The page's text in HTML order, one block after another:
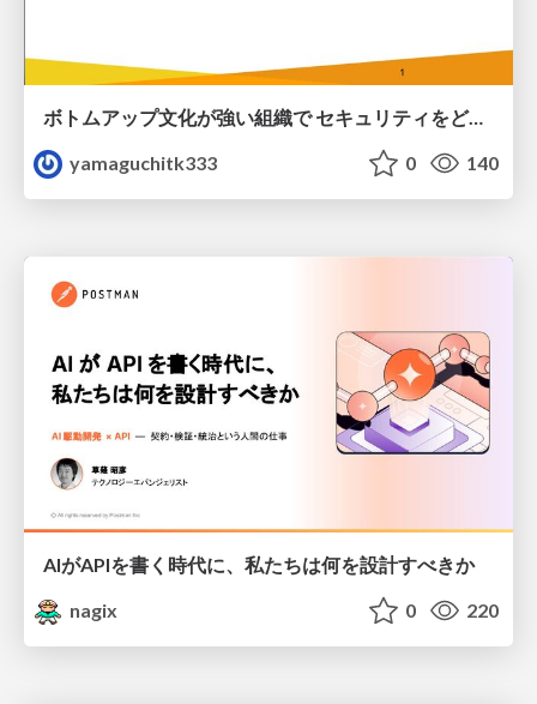
ボトムアップ文化が強い組織で セキュリティをどう根付かせていくかの現在進行形の話 / Making Security Stick in a Bottom-Up Organization
yamaguchitk333
0 140
AIがAPIを書く時代に、私たちは何を設計すべきか
nagix
0 220